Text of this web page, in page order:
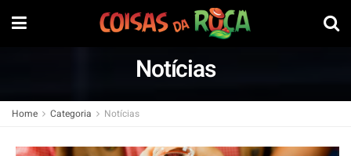
Notícias
Home Categoria Notícias